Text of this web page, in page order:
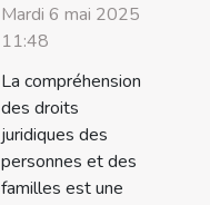
Mardi 6 mai 2025
11:48
La compréhension
des droits
juridiques des
personnes et des
familles est une